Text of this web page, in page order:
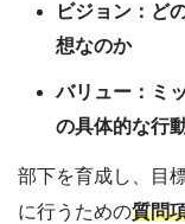
ビジョン：ど
想なのか
バリュー：ミ
の具体的な行
部下を育成し、目
に行うための質問